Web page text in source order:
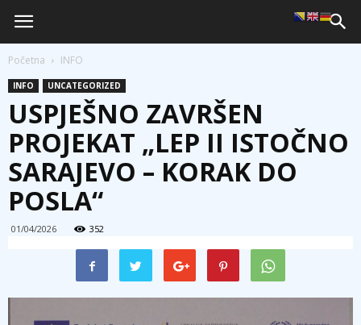
Početna INFO
INFO UNCATEGORIZED
USPJEŠNO ZAVRŠEN
PROJEKAT „LEP II ISTOČNO
SARAJEVO – KORAK DO
POSLA“
01/04/2026 352